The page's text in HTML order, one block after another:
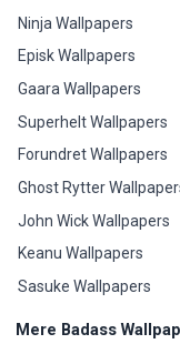
Ninja Wallpapers
Episk Wallpapers
Gaara Wallpapers
Superhelt Wallpapers
Forundret Wallpapers
Ghost Rytter
John Wick Wallpapers
Keanu Wallpapers
Sasuke Wallpapers
Mere Badass